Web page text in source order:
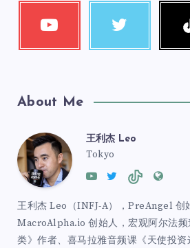
About Me
王利杰 Leo
Tokyo
王利杰 Leo（INFJ-A），PreAngel 创
MacroAlpha.io 创始人，宏观阿尔法频
类》作者、喜马拉雅音频课《天使投